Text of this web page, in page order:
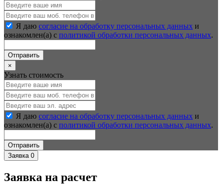
Я даю согласие на обработку персональных данных и
ознакомлен(а) с политикой обработки персональных данных.
Отправить
×
Узнать стоимость
Я даю согласие на обработку персональных данных и
ознакомлен(а) с политикой обработки персональных данных.
Отправить
Заявка 0
Заявка на расчет